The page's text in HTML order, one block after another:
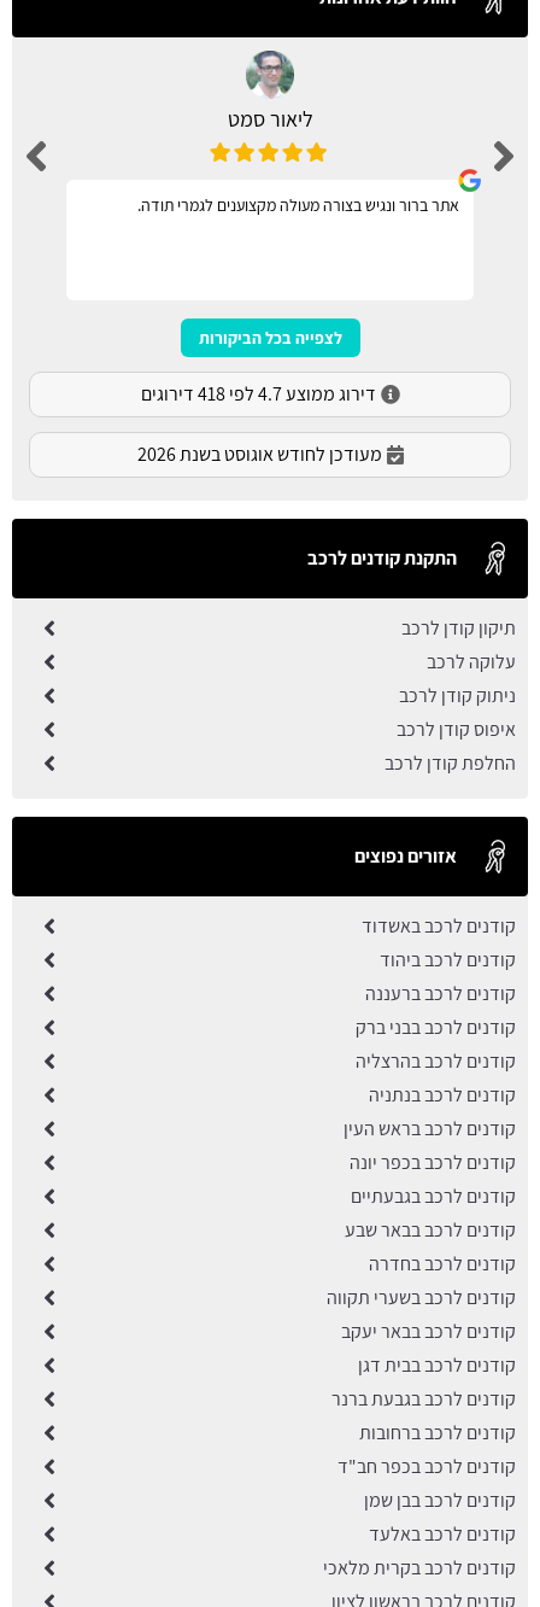
ליאור סמט
אתר ברור ונגיש בצורה מעולה מקצוענים לגמרי תודה.
לצפייה בכל הביקורות
דירוג ממוצע 4.7 לפי 418 דירוגים
מעודכן לחודש אוגוסט בשנת 2026
התקנת קודנים לרכב
תיקון קודן לרכב
עלוקה לרכב
ניתוק קודן לרכב
איפוס קודן לרכב
החלפת קודן לרכב
אזורים נפוצים
קודנים לרכב באשדוד
קודנים לרכב ביהוד
קודנים לרכב ברעננה
קודנים לרכב בבני ברק
קודנים לרכב בהרצליה
קודנים לרכב בנתניה
קודנים לרכב בראש העין
קודנים לרכב בכפר יונה
קודנים לרכב בגבעתיים
קודנים לרכב בבאר שבע
קודנים לרכב בחדרה
קודנים לרכב בשערי תקווה
קודנים לרכב בבאר יעקב
קודנים לרכב בבית דגן
קודנים לרכב בגבעת ברנר
קודנים לרכב ברחובות
קודנים לרכב בכפר חב"ד
קודנים לרכב בבן שמן
קודנים לרכב באלעד
קודנים לרכב בקרית מלאכי
קודנים לרכב בראשון לציון